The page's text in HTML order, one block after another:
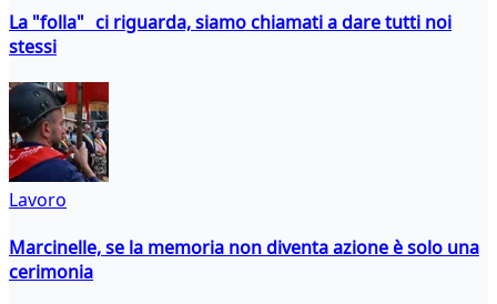
La "folla" ci riguarda, siamo chiamati a dare tutti noi
stessi
Lavoro
Marcinelle, se la memoria non diventa azione è solo una
cerimonia